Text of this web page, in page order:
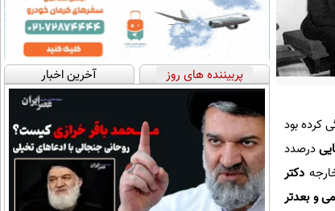
کرده بود
درصدد
دکتر
و بعدتر
پربیننده های روز آخرین اخبار